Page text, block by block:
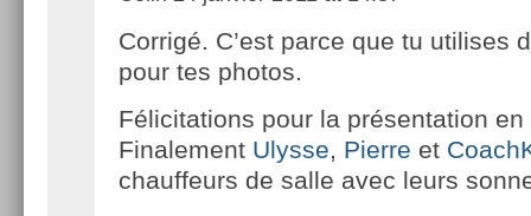
Corrigé. C’est parce que tu utilises
pour tes photos.
Félicitations pour la présentation en
Finalement Ulysse, Pierre et
chauffeurs de salle avec leurs